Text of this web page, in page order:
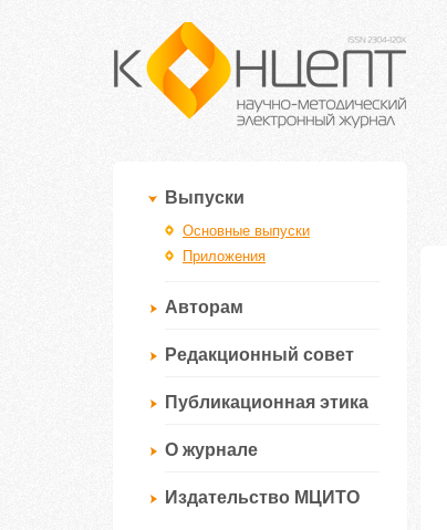
Выпуски
Основные выпуски
Приложения
Авторам
Редакционный совет
Публикационная этика
О журнале
Издательство МЦИТО